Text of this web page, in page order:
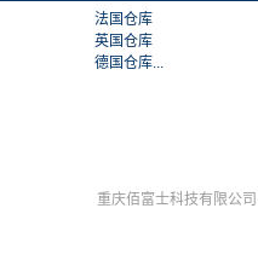
法国仓库
英国仓库
德国仓库...
重庆佰富士科技有限公